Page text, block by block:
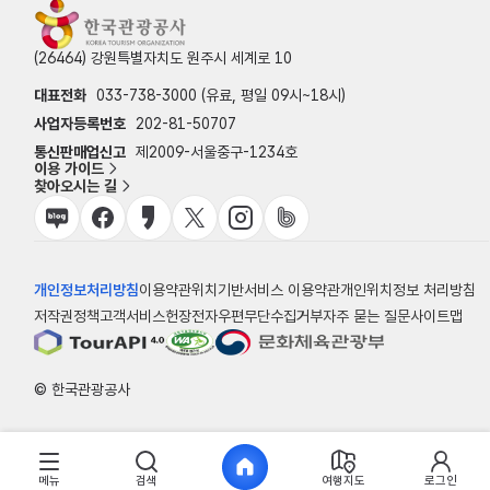
(26464) 강원특별자치도 원주시 세계로 10
대표전화 033-738-3000 (유료, 평일 09시~18시)
사업자등록번호
202-81-50707
통신판매업신고 제2009-서울중구-1234호
이용 가이드
찾아오시는 길
개인정보처리방침이용약관위치기반서비스 이용약관개인위치정보 처리방침
저작권정책고객서비스헌장전자우편무단수집거부자주 묻는 질문사이트맵
© 한국관광공사
메뉴 검색 여행지도 로그인